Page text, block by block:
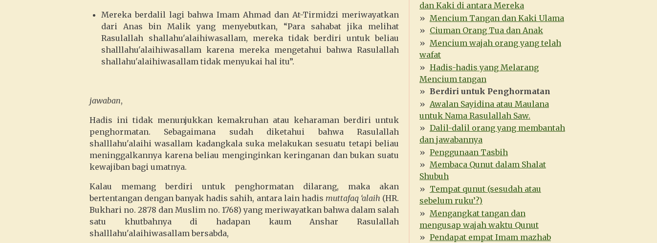
Mereka berdalil lagi bahwa Imam Ahmad dan At-Tirmidzi meriwayatkan
dari Anas bin Malik yang menyebutkan, “Para sahabat jika melihat
Rasulallah shallahu'alaihiwasallam, mereka tidak berdiri untuk beliau
shalllahu'alaihiwasallam karena mereka mengetahui bahwa Rasulallah
shallahu'alaihiwasallam tidak menyukai hal itu”.
jawaban,
Hadis ini tidak menunjukkan kemakruhan atau keharaman berdiri untuk
penghormatan. Sebagaimana sudah diketahui bahwa Rasulallah
shalllahu'alaihi wasallam kadangkala suka melakukan sesuatu tetapi beliau
meninggalkannya karena beliau menginginkan keringanan dan bukan suatu
kewajiban bagi umatnya.
Kalau memang berdiri untuk penghormatan dilarang, maka akan
bertentangan dengan banyak hadis sahih, antara lain hadis muttafaq ‘alaih (HR.
Bukhari no. 2878 dan Muslim no. 1768) yang meriwayatkan bahwa dalam salah
satu khutbahnya di hadapan kaum Anshar Rasulallah
shalllahu'alaihiwasallam bersabda,
dan Kaki di antara Mereka
Mencium Tangan dan Kaki Ulama
Ciuman Orang Tua dan Anak
Mencium wajah orang yang telah
wafat
Hadis-hadis yang Melarang
Mencium tangan
Berdiri untuk Penghormatan
Awalan Sayidina atau Maulana
untuk Nama Rasulallah Saw.
Dalil-dalil orang yang membantah
dan jawabannya
Penggunaan Tasbih
Membaca Qunut dalam Shalat
Shubuh
Tempat qunut (sesudah atau
sebelum ruku’?)
Mengangkat tangan dan
mengusap wajah waktu Qunut
Pendapat empat Imam mazhab